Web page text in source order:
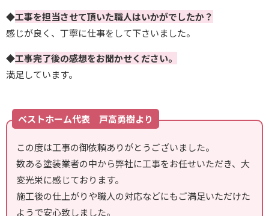
◆工事を担当させて頂いた職人はいかがでしたか？
感じが良く、丁寧に仕事をして下さいました。
◆工事完了後の感想をお聞かせください。
満足しています。
ベストホーム代表 戸高勇樹より
この度は工事の御依頼ありがとうございました。
数ある塗装業者の中から弊社に工事をお任せいただき、大
変光栄に感じております。
施工後の仕上がりや職人の対応などにもご満足いただけた
ようで安心致しました。